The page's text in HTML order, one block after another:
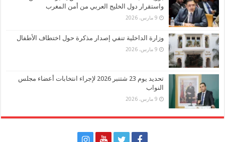
واستقرار دول الخليج العربي من أمن المغرب
9 مارس، 2026
وزارة الداخلية تنفي إصدار مذكرة حول اختطاف الأطفال
9 مارس، 2026
تحديد يوم 23 شتنبر 2026 لإجراء انتخابات أعضاء مجلس
النواب
9 مارس، 2026